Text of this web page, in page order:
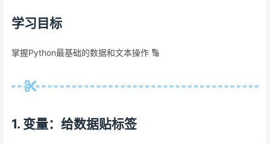
学习目标
掌握Python最基础的数据和文本操作 🔢
1. 变量：给数据贴标签